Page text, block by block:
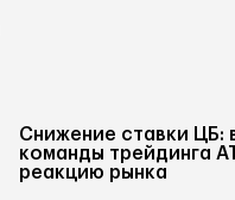
Снижение ставки ЦБ:
команды трейдинга
реакцию рынка